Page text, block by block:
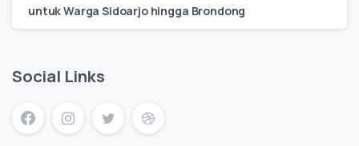
untuk Warga Sidoarjo hingga Brondong
Social Links